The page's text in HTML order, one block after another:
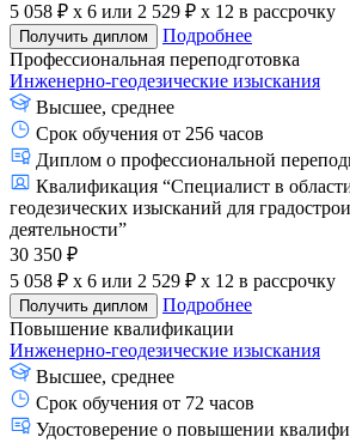
5 058 ₽ x 6 или 2 529 ₽ x 12 в рассрочку
Получить диплом
Подробнее
Профессиональная переподготовка
Инженерно-геодезические изыскания
Высшее, среднее
Срок обучения от 256 часов
Диплом о профессиональной
Квалификация “Специалист в
геодезических изысканий для
деятельности”
30 350 ₽
5 058 ₽ x 6 или 2 529 ₽ x 12 в рассрочку
Получить диплом
Подробнее
Повышение квалификации
Инженерно-геодезические изыскания
Высшее, среднее
Срок обучения от 72 часов
Удостоверение о повышении